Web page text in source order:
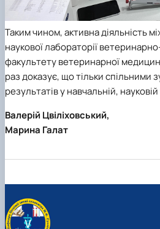
Таким чином, активна діяльність
наукової лабораторії
факультету ветеринарної
раз доказує, що тільки спільними
результатів у навчальній,
Валерій Цвіліховський,
Марина Галат